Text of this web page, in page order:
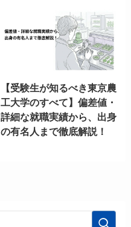
【受験生が知るべき東京農
工大学のすべて】偏差値・
詳細な就職実績から、出身
の有名人まで徹底解説！